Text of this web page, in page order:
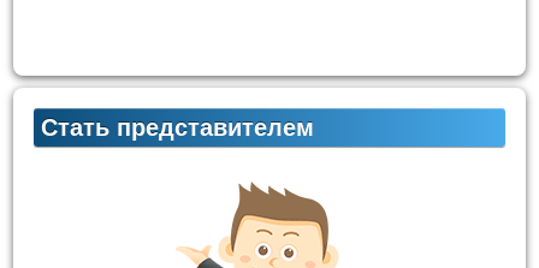
Стать представителем